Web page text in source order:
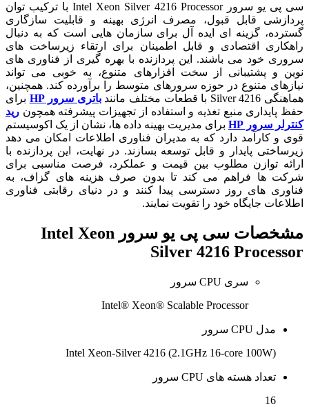
سی پی یو سرور Intel Xeon Silver 4216 Processor با ترکیب توان
پردازشی قابل قبول، مصرف انرژی بهینه و قابلیت سازگاری
گسترده، گزینه ای ایده آل برای سازمان هایی است که به دنبال
راهکاری اقتصادی و قابل اطمینان برای ارتقاء زیرساخت های
سروری خود می باشند. این پردازنده با بهره گیری از فناوری های
نوین و پشتیبانی از سخت افزارهای متنوع، به خوبی می تواند
نیازهای متنوع در حوزه سرورهای متوسط را برآورده کند. همچنین،
هماهنگی Silver 4216 با قطعات مختلف مانند
باتری سرور HP
برای
حفظ پایداری منبع تغذیه و استفاده از تجهیزات پیشرفته همچون رید
کنترلر سرور HP
برای مدیریت بهینه داده ها، نشان از یک اکوسیستم
قوی و کارآمد دارد که به مدیران فناوری اطلاعات امکان می دهد
زیرساختی پایدار و قابل توسعه بسازند. در نهایت، این پردازنده با
ارائه توازن مطلوب بین قیمت و عملکرد، فرصت مناسبی برای
شرکت ها فراهم می کند تا بدون صرف هزینه های گزاف، به
فناوری های روز دسترسی پیدا کنند و در دنیای رقابتی فناوری
اطلاعات جایگاه خود را تقویت نمایند.
مشخصات
سی پی یو سرور Intel Xeon
Silver 4216 Processor
سری CPU سرور
Intel® Xeon® Scalable Processor
مدل CPU سرور
Intel Xeon-Silver 4216 (2.1GHz 16-core 100W)
تعداد هسته های CPU سرور
16